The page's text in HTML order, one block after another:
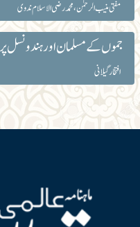
مفتی منیب الرحمٰن، محمد رضی الاسلام ندوی
جموں کے مسلمان اورہندو نسل
افتخار گیلانی